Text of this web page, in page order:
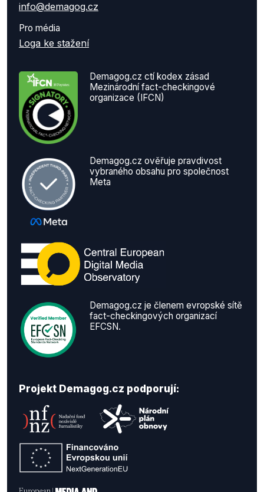
info@demagog.cz
Pro média
Loga ke stažení
Demagog.cz ctí kodex zásad
Mezinárodní fact-checkingové
organizace (IFCN)
Demagog.cz ověřuje pravdivost
vybraného obsahu pro společnost
Meta
Demagog.cz je členem evropské sítě
fact-checkingových organizací
EFCSN.
Projekt Demagog.cz podporují: